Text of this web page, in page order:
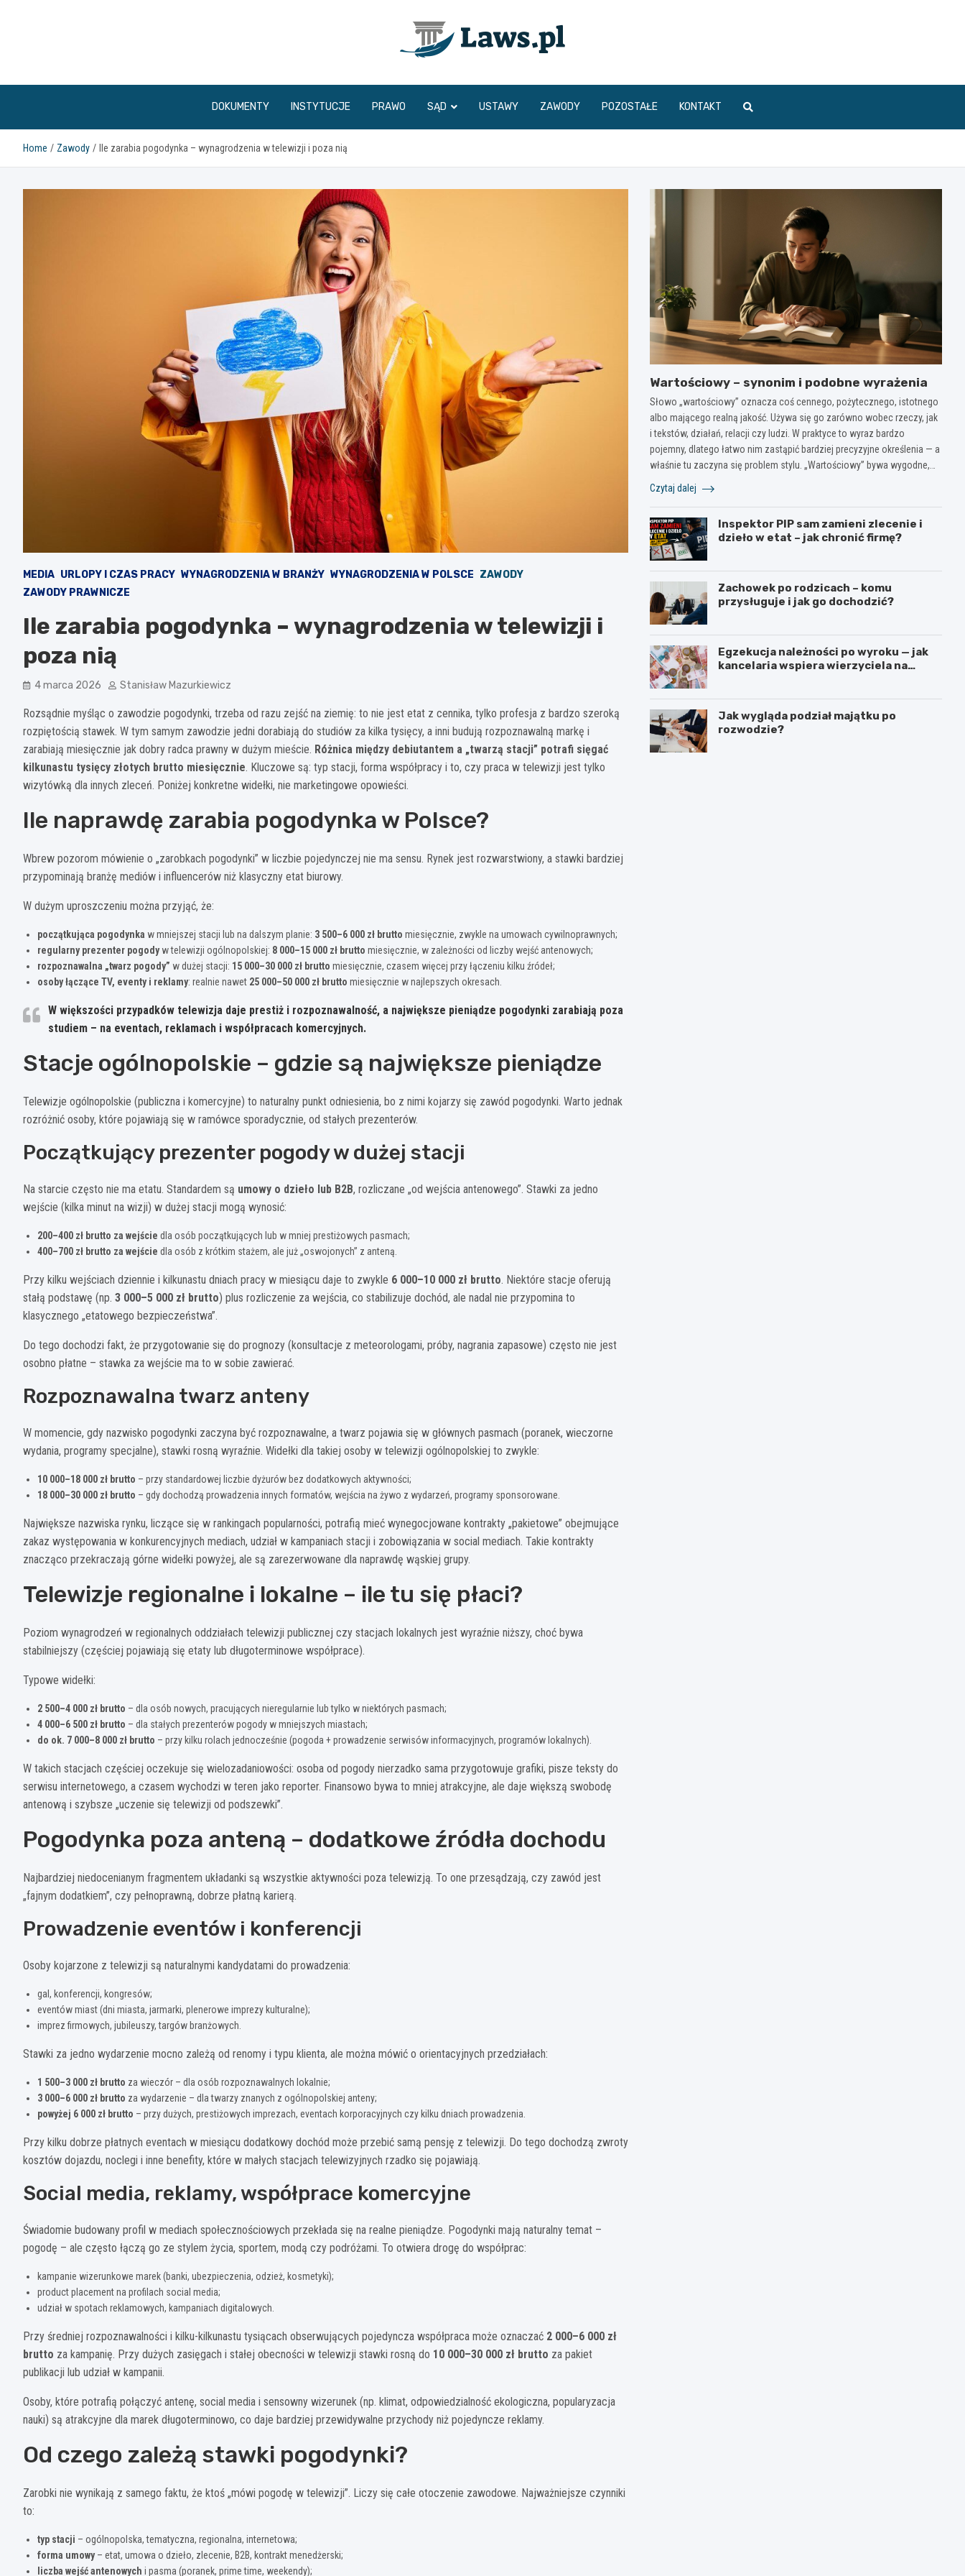
www.laws.pl
DOKUMENTY INSTYTUCJE PRAWO SĄD USTAWY ZAWODY POZOSTAŁE KONTAKT
Home Zawody Ile zarabia pogodynka – wynagrodzenia w telewizji i poza nią
MEDIA URLOPY I CZAS PRACY WYNAGRODZENIA W BRANŻY WYNAGRODZENIA W POLSCE ZAWODY
ZAWODY PRAWNICZE
Ile zarabia pogodynka – wynagrodzenia w telewizji i
poza nią
4 marca 2026 Stanisław Mazurkiewicz
Rozsądnie myśląc o zawodzie pogodynki, trzeba od razu zejść na ziemię: to nie jest etat z cennika, tylko profesja z bardzo szeroką
rozpiętością stawek. W tym samym zawodzie jedni dorabiają do studiów za kilka tysięcy, a inni budują rozpoznawalną markę i
zarabiają miesięcznie jak dobry radca prawny w dużym mieście. Różnica między debiutantem a „twarzą stacji” potrafi sięgać
kilkunastu tysięcy złotych brutto miesięcznie. Kluczowe są: typ stacji, forma współpracy i to, czy praca w telewizji jest tylko
wizytówką dla innych zleceń. Poniżej konkretne widełki, nie marketingowe opowieści.
Ile naprawdę zarabia pogodynka w Polsce?
Wbrew pozorom mówienie o „zarobkach pogodynki” w liczbie pojedynczej nie ma sensu. Rynek jest rozwarstwiony, a stawki bardziej
przypominają branżę mediów i influencerów niż klasyczny etat biurowy.
W dużym uproszczeniu można przyjąć, że:
początkująca pogodynka w mniejszej stacji lub na dalszym planie: 3 500–6 000 zł brutto miesięcznie, zwykle na umowach cywilnoprawnych;
regularny prezenter pogodyw telewizji ogólnopolskiej: 8 000–15 000 zł brutto miesięcznie, w zależności od liczby wejść antenowych;
rozpoznawalna „twarz pogody” w dużej stacji: 15 000–30 000 zł brutto miesięcznie, czasem więcej przy łączeniu kilku źródeł;
osoby łączące TV, eventy i reklamy: realnie nawet 25 000–50 000 zł brutto miesięcznie w najlepszych okresach.
W większości przypadków telewizja daje prestiż i rozpoznawalność, a największe pieniądze pogodynki zarabiają poza
studiem – na eventach, reklamach i współpracach komercyjnych.
Stacje ogólnopolskie – gdzie są największe pieniądze
Telewizje ogólnopolskie (publiczna i komercyjne) to naturalny punkt odniesienia, bo z nimi kojarzy się zawód pogodynki. Warto jednak
rozróżnić osoby, które pojawiają się w ramówce sporadycznie, od stałych prezenterów.
Początkujący prezenter pogody w dużej stacji
Na starcie często nie ma etatu. Standardem są umowy o dzieło lub B2B, rozliczane „od wejścia antenowego”. Stawki za jedno
wejście (kilka minut na wizji) w dużej stacji mogą wynosić:
200–400 zł brutto za wejście dla osób początkujących lub w mniej prestiżowych pasmach;
400–700 zł brutto za wejście dla osób z krótkim stażem, ale już „oswojonych” z anteną.
Przy kilku wejściach dziennie i kilkunastu dniach pracy w miesiącu daje to zwykle 6 000–10 000 zł brutto. Niektóre stacje oferują
stałą podstawę (np. 3 000–5 000 zł brutto) plus rozliczenie za wejścia, co stabilizuje dochód, ale nadal nie przypomina to
klasycznego „etatowego bezpieczeństwa”.
Do tego dochodzi fakt, że przygotowanie się do prognozy (konsultacje z meteorologami, próby, nagrania zapasowe) często nie jest
osobno płatne – stawka za wejście ma to w sobie zawierać.
Rozpoznawalna twarz anteny
W momencie, gdy nazwisko pogodynki zaczyna być rozpoznawalne, a twarz pojawia się w głównych pasmach (poranek, wieczorne
wydania, programy specjalne), stawki rosną wyraźnie. Widełki dla takiej osoby w telewizji ogólnopolskiej to zwykle:
10 000–18 000 zł brutto – przy standardowej liczbie dyżurów bez dodatkowych aktywności;
18 000–30 000 zł brutto – gdy dochodzą prowadzenia innych formatów, wejścia na żywo z wydarzeń, programy sponsorowane.
Największe nazwiska rynku, liczące się w rankingach popularności, potrafią mieć wynegocjowane kontrakty „pakietowe” obejmujące
zakaz występowania w konkurencyjnych mediach, udział w kampaniach stacji i zobowiązania w social mediach. Takie kontrakty
znacząco przekraczają górne widełki powyżej, ale są zarezerwowane dla naprawdę wąskiej grupy.
Telewizje regionalne i lokalne – ile tu się płaci?
Poziom wynagrodzeń w regionalnych oddziałach telewizji publicznej czy stacjach lokalnych jest wyraźnie niższy, choć bywa
stabilniejszy (częściej pojawiają się etaty lub długoterminowe współprace).
Typowe widełki:
2 500–4 000 zł brutto – dla osób nowych, pracujących nieregularnie lub tylko w niektórych pasmach;
4 000–6 500 zł brutto – dla stałych prezenterów pogody w mniejszych miastach;
do ok. 7 000–8 000 zł brutto – przy kilku rolach jednocześnie (pogoda + prowadzenie serwisów informacyjnych, programów lokalnych).
W takich stacjach częściej oczekuje się wielozadaniowości: osoba od pogody nierzadko sama przygotowuje grafiki, pisze teksty do
serwisu internetowego, a czasem wychodzi w teren jako reporter. Finansowo bywa to mniej atrakcyjne, ale daje większą swobodę
antenową i szybsze „uczenie się telewizji od podszewki”.
Pogodynka poza anteną – dodatkowe źródła dochodu
Najbardziej niedocenianym fragmentem układanki są wszystkie aktywności poza telewizją. To one przesądzają, czy zawód jest
„fajnym dodatkiem”, czy pełnoprawną, dobrze płatną karierą.
Prowadzenie eventów i konferencji
Osoby kojarzone z telewizji są naturalnymi kandydatami do prowadzenia:
gal, konferencji, kongresów;
eventów miast (dni miasta, jarmarki, plenerowe imprezy kulturalne);
imprez firmowych, jubileuszy, targów branżowych.
Stawki za jedno wydarzenie mocno zależą od renomy i typu klienta, ale można mówić o orientacyjnych przedziałach:
1 500–3 000 zł brutto za wieczór – dla osób rozpoznawalnych lokalnie;
3 000–6 000 zł brutto za wydarzenie – dla twarzy znanych z ogólnopolskiej anteny;
powyżej 6 000 zł brutto – przy dużych, prestiżowych imprezach, eventach korporacyjnych czy kilku dniach prowadzenia.
Przy kilku dobrze płatnych eventach w miesiącu dodatkowy dochód może przebić samą pensję z telewizji. Do tego dochodzą zwroty
kosztów dojazdu, noclegi i inne benefity, które w małych stacjach telewizyjnych rzadko się pojawiają.
Social media, reklamy, współprace komercyjne
Świadomie budowany profil w mediach społecznościowych przekłada się na realne pieniądze. Pogodynki mają naturalny temat –
pogodę – ale często łączą go ze stylem życia, sportem, modą czy podróżami. To otwiera drogę do współprac:
kampanie wizerunkowe marek (banki, ubezpieczenia, odzież, kosmetyki);
product placement na profilach social media;
udział w spotach reklamowych, kampaniach digitalowych.
Przy średniej rozpoznawalności i kilku-kilkunastu tysiącach obserwujących pojedyncza współpraca może oznaczać 2 000–6 000 zł
brutto za kampanię. Przy dużych zasięgach i stałej obecności w telewizji stawki rosną do 10 000–30 000 zł brutto za pakiet
publikacji lub udział w kampanii.
Osoby, które potrafią połączyć antenę, social media i sensowny wizerunek (np. klimat, odpowiedzialność ekologiczna, popularyzacja
nauki) są atrakcyjne dla marek długoterminowo, co daje bardziej przewidywalne przychody niż pojedyncze reklamy.
Od czego zależą stawki pogodynki?
Zarobki nie wynikają z samego faktu, że ktoś „mówi pogodę w telewizji”. Liczy się całe otoczenie zawodowe. Najważniejsze czynniki
to:
typ stacji – ogólnopolska, tematyczna, regionalna, internetowa;
forma umowy– etat, umowa o dzieło, zlecenie, B2B, kontrakt menedżerski;
liczba wejść antenowych i pasma (poranek, prime time, weekendy);
Wartościowy – synonim i podobne wyrażenia
Słowo „wartościowy” oznacza coś cennego, pożytecznego, istotnego
albo mającego realną jakość. Używa się go zarówno wobec rzeczy, jak
i tekstów, działań, relacji czy ludzi. W praktyce to wyraz bardzo
pojemny, dlatego łatwo nim zastąpić bardziej precyzyjne określenia — a
właśnie tu zaczyna się problem stylu. „Wartościowy” bywa wygodne,…
Czytaj dalej
Inspektor PIP sam zamieni zlecenie i
dzieło w etat – jak chronić firmę?
Zachowek po rodzicach – komu
przysługuje i jak go dochodzić?
Egzekucja należności po wyroku — jak
kancelaria wspiera wierzyciela na
Jak wygląda podział majątku po
rozwodzie?